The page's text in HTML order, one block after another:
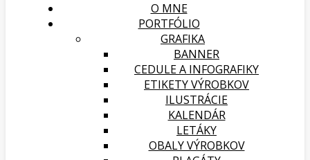
O MNE
PORTFÓLIO
GRAFIKA
BANNER
CEDULE A INFOGRAFIKY
ETIKETY VÝROBKOV
ILUSTRÁCIE
KALENDÁR
LETÁKY
OBALY VÝROBKOV